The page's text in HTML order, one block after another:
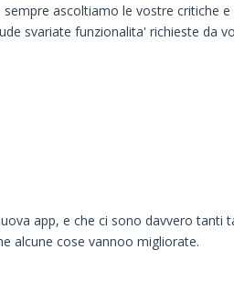
ascoltiamo le vostre critiche e
svariate funzionalita' richieste da
app, e che ci sono davvero tanti
alcune cose vannoo migliorate.